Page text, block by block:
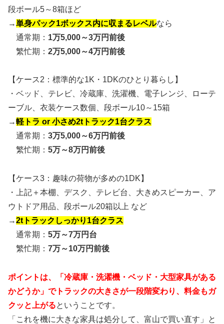
段ボール5～8箱ほど
→単身パック1ボックス内に収まるレベルなら
通常期： 1万5,000～3万円前後
繁忙期： 2万5,000～4万円前後
【ケース2：標準的な1K・1DKのひとり暮らし】
・ベッド、テレビ、冷蔵庫、洗濯機、電子レンジ、ローテ
ーブル、衣装ケース数個、段ボール10～15箱
→軽トラ or 小さめ2tトラック1台クラス
通常期： 3万5,000～6万円前後
繁忙期： 5万～8万円前後
【ケース3：趣味の荷物が多めの1DK】
・上記＋本棚、デスク、テレビ台、大きめスピーカー、ア
ウトドア用品、段ボール20箱以上 など
→2tトラックしっかり1台クラス
通常期： 5万～7万円台
繁忙期： 7万～10万円前後
ポイントは、「冷蔵庫・洗濯機・ベッド・大型家具がある
かどうか」でトラックの大きさが一段階変わり、料金もガ
クッと上がるということです。
「これを機に大きな家具は処分して、富山で買い直す」と